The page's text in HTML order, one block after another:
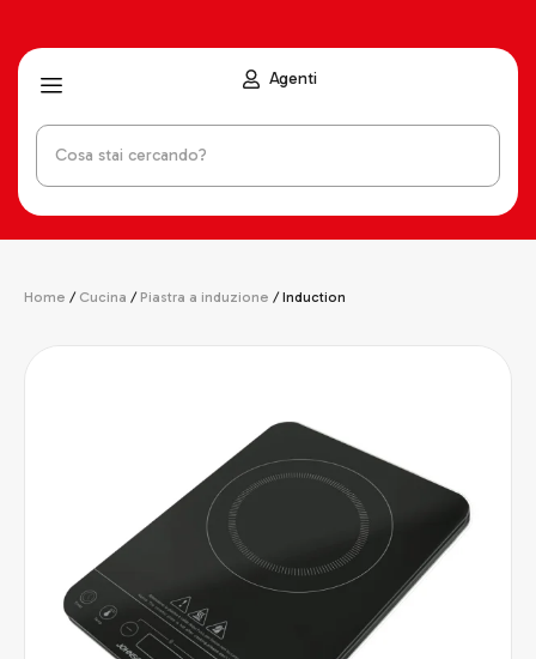
Agenti
Home / Cucina / Piastra a induzione / Induction